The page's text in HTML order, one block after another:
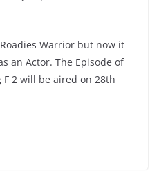
Warrior but now it
an Actor. The Episode of
F 2 will be aired on 28th